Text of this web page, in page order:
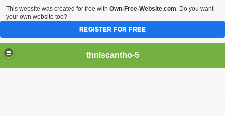
thnlscantho-5
This website was created for free with Own-Free-Website.com. Do you want
your own website too?
REGISTER FOR FREE